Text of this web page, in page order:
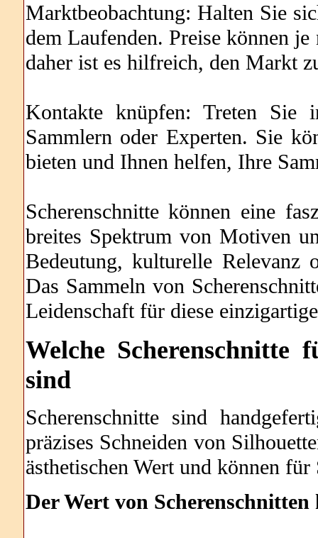
Marktbeobachtung: Halten Sie
dem Laufenden. Preise können
daher ist es hilfreich, den Markt
Kontakte knüpfen: Treten Sie
Sammlern oder Experten. Sie
bieten und Ihnen helfen, Ihre
Scherenschnitte können eine
breites Spektrum von Motiven
Bedeutung, kulturelle Relevanz
Das Sammeln von
Leidenschaft für diese
Welche Scherenschnitte
sind
Scherenschnitte sind
präzises Schneiden von
ästhetischen Wert und können
Der Wert von